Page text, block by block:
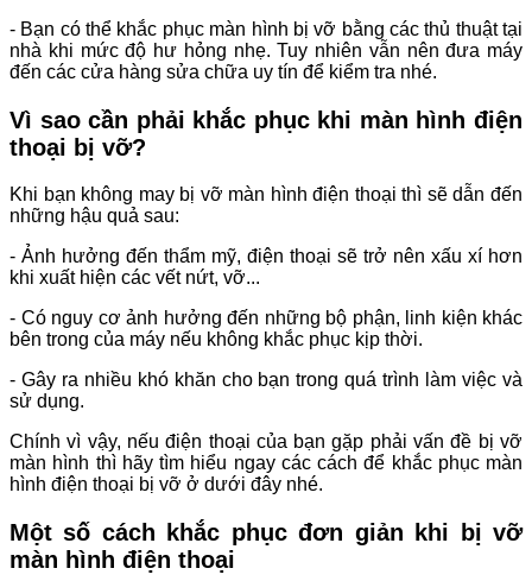
- Bạn có thể khắc phục màn hình bị vỡ bằng các thủ thuật tại
nhà khi mức độ hư hỏng nhẹ. Tuy nhiên vẫn nên đưa máy
đến các cửa hàng sửa chữa uy tín để kiểm tra nhé.
Vì sao cần phải khắc phục khi màn hình điện
thoại bị vỡ?
Khi bạn không may bị vỡ màn hình điện thoại thì sẽ dẫn đến
những hậu quả sau:
- Ảnh hưởng đến thẩm mỹ, điện thoại sẽ trở nên xấu xí hơn
khi xuất hiện các vết nứt, vỡ...
- Có nguy cơ ảnh hưởng đến những bộ phận, linh kiện khác
bên trong của máy nếu không khắc phục kịp thời.
- Gây ra nhiều khó khăn cho bạn trong quá trình làm việc và
sử dụng.
Chính vì vậy, nếu điện thoại của bạn gặp phải vấn đề bị vỡ
màn hình thì hãy tìm hiểu ngay các cách để khắc phục màn
hình điện thoại bị vỡ ở dưới đây nhé.
Một số cách khắc phục đơn giản khi bị vỡ
màn hình điện thoại